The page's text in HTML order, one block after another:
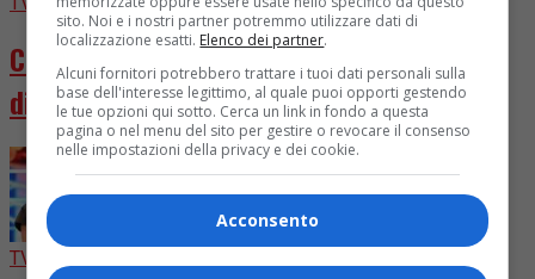
Chiara Ferragni diventa attrice in “Come
distruggere l’ex”
TV
sito. Noi e i nostri partner potremmo utilizzare dati di
localizzazione esatti. Elenco dei partner.
Alcuni fornitori potrebbero trattare i tuoi dati personali sulla
base dell'interesse legittimo, al quale puoi opporti gestendo
le tue opzioni qui sotto. Cerca un link in fondo a questa
pagina o nel menu del sito per gestire o revocare il consenso
nelle impostazioni della privacy e dei cookie.
Acconsento